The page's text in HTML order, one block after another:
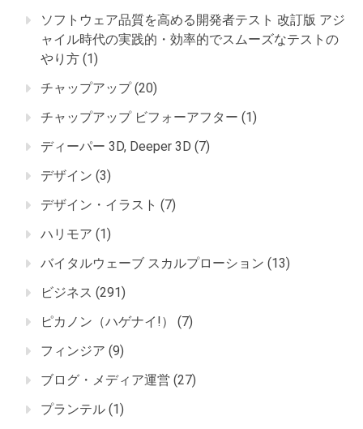
ソフトウェア品質を高める開発者テスト 改訂版 アジ
ャイル時代の実践的・効率的でスムーズなテストの
やり方 (1)
チャップアップ(20)
チャップアップ ビフォーアフター (1)
ディーパー 3D, Deeper 3D (7)
デザイン (3)
デザイン・イラスト (7)
ハリモア (1)
バイタルウェーブ スカルプローション (13)
ビジネス (291)
ピカノン（ハゲナイ!）
(7)
フィンジア (9)
ブログ・メディア運営 (27)
プランテル (1)